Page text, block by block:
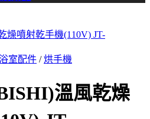
室配件 / 烘手機
溫風乾燥